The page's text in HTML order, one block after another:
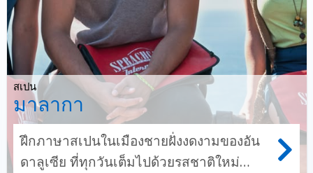
สเปน
มาลากา
ฝึกภาษาสเปนในเมืองชายฝั่งงดงามของอัน
ดาลูเซีย ที่ทุกวันเต็มไปด้วยรสชาติใหม่